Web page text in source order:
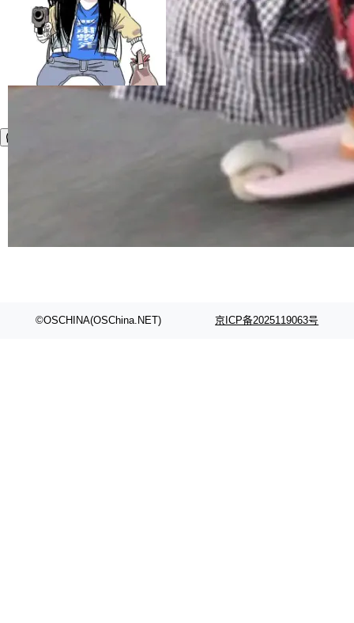
验和更高的工作效率，感谢大家一直以来的支持
和反馈，我们将继续努力提供更优秀的产品和服
务！ 新增功能点 DevOps： 采用自研代码托管
平台，支持一站式安装，提供从代码提交到交付
的...
不用改。 下面快速过一下 10 种 HTTP 服务器
选项，各自适合什么场景，以及怎么切换。 一行
依赖替换 在 Solon 里换 HTTP 服务器就是改 po
m.xml 里一个依赖，别的什么都不用动。 <depe
ndency> <groupId>org.noear</groupId> <arti
factId>solon-web</artifac...
©OSCHINA(OSChina.NET) 京ICP备2025119063号